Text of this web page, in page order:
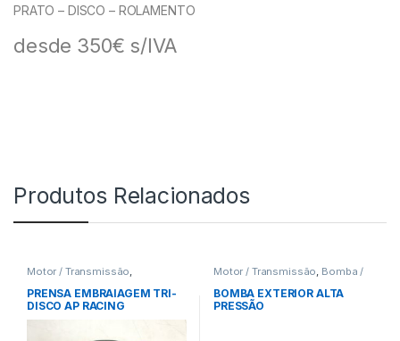
PRATO – DISCO – ROLAMENTO
desde 350€ s/IVA
Produtos Relacionados
Motor / Transmissão,
PRENSA EMBRAIAGEM TRI-
DISCO AP RACING
Motor / Transmissão, Bomba /
BOMBA EXTERIOR ALTA
PRESSÃO